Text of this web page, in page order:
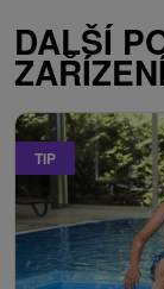
DALŠÍ
TIP